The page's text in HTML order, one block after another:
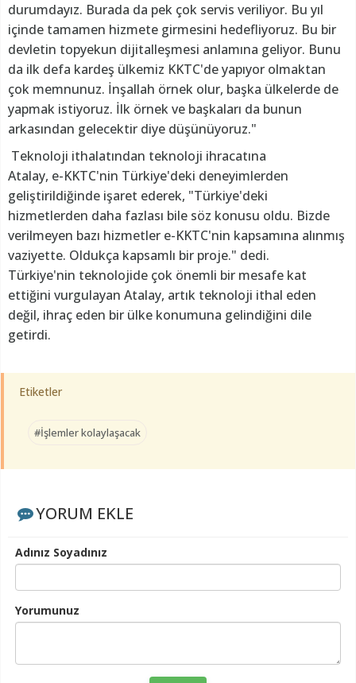
durumdayız. Burada da pek çok servis veriliyor. Bu yıl
içinde tamamen hizmete girmesini hedefliyoruz. Bu bir
devletin topyekun dijitalleşmesi anlamına geliyor. Bunu
da ilk defa kardeş ülkemiz KKTC'de yapıyor olmaktan
çok memnunuz. İnşallah örnek olur, başka ülkelerde de
yapmak istiyoruz. İlk örnek ve başkaları da bunun
arkasından gelecektir diye düşünüyoruz."
Teknoloji ithalatından teknoloji ihracatına
Atalay, e-KKTC'nin Türkiye'deki deneyimlerden
geliştirildiğinde işaret ederek, "Türkiye'deki
hizmetlerden daha fazlası bile söz konusu oldu. Bizde
verilmeyen bazı hizmetler e-KKTC'nin kapsamına alınmış
vaziyette. Oldukça kapsamlı bir proje." dedi.
Türkiye'nin teknolojide çok önemli bir mesafe kat
ettiğini vurgulayan Atalay, artık teknoloji ithal eden
değil, ihraç eden bir ülke konumuna gelindiğini dile
getirdi.
Etiketler
#İşlemler kolaylaşacak
YORUM EKLE
Adınız Soyadınız
Yorumunuz